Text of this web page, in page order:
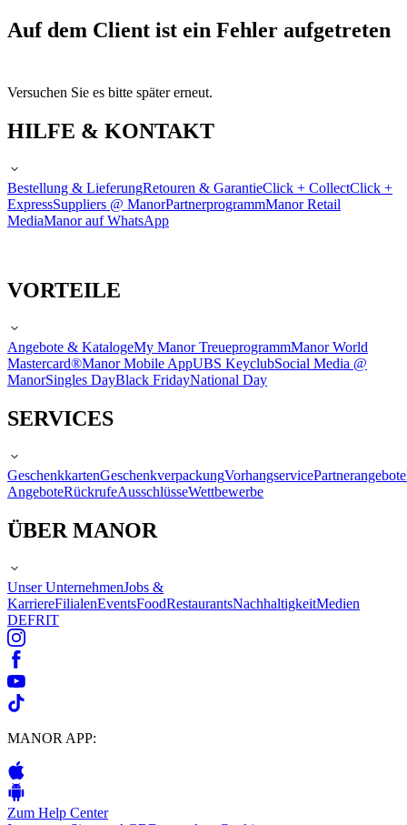
Auf dem Client ist ein Fehler aufgetreten
Versuchen Sie es bitte später erneut.
HILFE & KONTAKT
Bestellung & LieferungRetouren & GarantieClick + CollectClick +
ExpressSuppliers @ ManorPartnerprogrammManor Retail
MediaManor auf WhatsApp
VORTEILE
Angebote & KatalogeMy Manor TreueprogrammManor World
Mastercard®Manor Mobile AppUBS KeyclubSocial Media @
ManorSingles DayBlack FridayNational Day
SERVICES
GeschenkkartenGeschenkverpackungVorhangservicePartnerangebote
AngeboteRückrufeAusschlüsseWettbewerbe
ÜBER MANOR
Unser UnternehmenJobs &
KarriereFilialenEventsFoodRestaurantsNachhaltigkeitMedien
DEFRIT
MANOR APP:
Zum Help Center